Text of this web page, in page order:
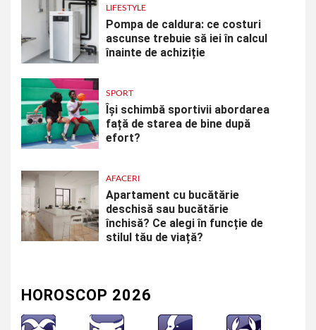
LIFESTYLE
Pompa de caldura: ce costuri
ascunse trebuie să iei în calcul
înainte de achiziție
SPORT
Își schimbă sportivii abordarea
față de starea de bine după
efort?
AFACERI
Apartament cu bucătărie
deschisă sau bucătărie
închisă? Ce alegi în funcție de
stilul tău de viață?
HOROSCOP 2026